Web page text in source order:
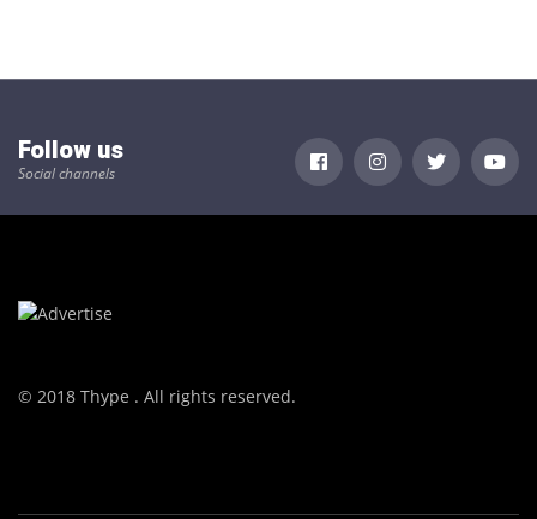
Follow us
Social channels
© 2018 Thype . All rights reserved.